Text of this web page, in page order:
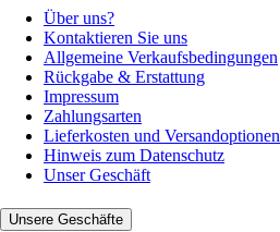
Über uns?
Kontaktieren Sie uns
Allgemeine Verkaufsbedingungen
Rückgabe & Erstattung
Impressum
Zahlungsarten
Lieferkosten und Versandoptionen
Hinweis zum Datenschutz
Unser Geschäft
Unsere Geschäfte